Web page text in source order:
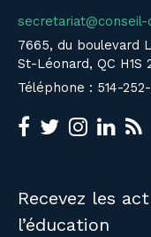
secretariat@conseil-
7665, du boulevard
St-Léonard, QC H1S
Téléphone : 514-
Recevez les
l’éducation